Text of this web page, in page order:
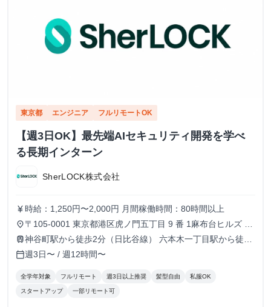
東京都 エンジニア フルリモートOK
【週3日OK】最先端AIセキュリティ開発を学べ
る長期インターン
SherLOCK株式会社
currency_yen 時給：1,250円〜2,000円 月間稼働時間：80時間以上
place 〒105-0001 東京都港区虎ノ門五丁目 9 番 1麻布台ヒルズ ガ
ーデンプラザB 5階 TOKYO VENTURE CAPlTAL HUB内（フ
ルリモートも可）
train神谷町駅から徒歩2分（日比谷線） 六本木一丁目駅から徒歩
10分（南北線）
calendar_today週3日〜 / 週12時間〜
全学年対象 フルリモート 週3日以上推奨 髪型自由 私服OK
スタートアップ 一部リモート可